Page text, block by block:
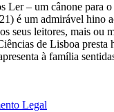
Ler – um cânone para
é um admirável hino
seus leitores, mais ou
de Lisboa presta
à família
Legal